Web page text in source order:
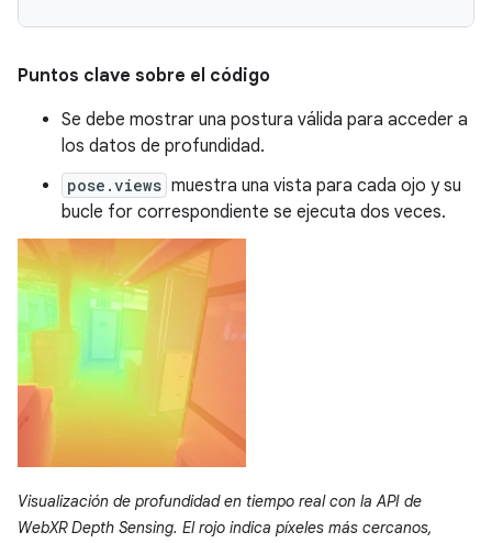
Puntos clave sobre el código
Se debe mostrar una postura válida para acceder a
los datos de profundidad.
pose.views muestra una vista para cada ojo y su
bucle for correspondiente se ejecuta dos veces.
Visualización de profundidad en tiempo real con la API de
WebXR Depth Sensing. El rojo indica píxeles más cercanos,